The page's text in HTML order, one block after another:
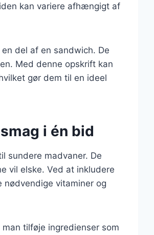
kan variere afhængigt af
del af en sandwich. De
Med denne opskrift kan
gør dem til en ideel
i én bid
sundere madvaner. De
vil elske. Ved at inkludere
vitaminer og
tilføje ingredienser som